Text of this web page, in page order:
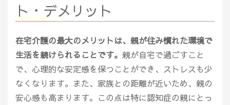
ト・デメリット
在宅介護の最大のメリットは、親が住み慣れた環境で
生活を続けられることです。 親が自宅で過ごすこと
で、心理的な安定感を保つことができ、ストレスも少
なくなります。また、家族との距離が近いため、親の
安心感も高まります。この点は特に認知症の親にとっ